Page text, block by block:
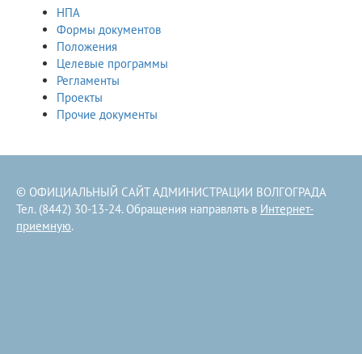
НПА
Формы документов
Положения
Целевые программы
Регламенты
Проекты
Прочие документы
© ОФИЦИАЛЬНЫЙ САЙТ АДМИНИСТРАЦИИ ВОЛГОГРАДА
Тел. (8442) 30-13-24. Обращения направлять в Интернет-
приемную.